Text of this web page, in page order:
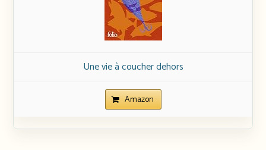
Une vie à coucher dehors
Amazon